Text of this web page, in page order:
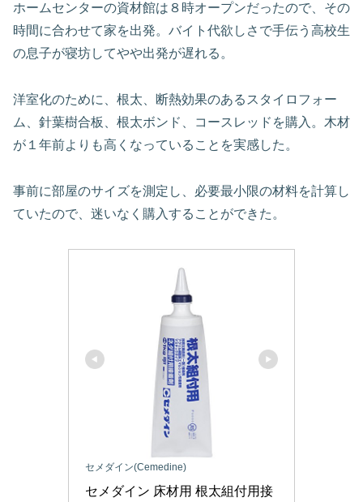
ホームセンターの資材館は８時オープンだったので、その
時間に合わせて家を出発。バイト代欲しさで手伝う高校生
の息子が寝坊してやや出発が遅れる。
洋室化のために、根太、断熱効果のあるスタイロフォー
ム、針葉樹合板、根太ボンド、コースレッドを購入。木材
が１年前よりも高くなっていることを実感した。
事前に部屋のサイズを測定し、必要最小限の材料を計算し
ていたので、迷いなく購入することができた。
セメダイン(Cemedine)
セメダイン 床材用 根太組付用接